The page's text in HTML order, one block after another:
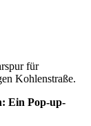
für
Kohlenstraße.
Ein Pop-up-